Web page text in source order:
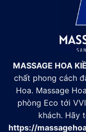
MASSAGE HOA
chất phong cách
Hoa. Massage
phòng Eco tới
khách. Hãy
https://